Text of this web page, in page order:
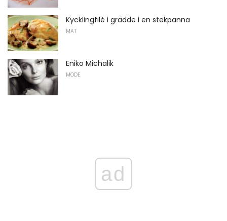
Kycklingfilé i grädde i en stekpanna
MAT
Eniko Michalik
MODE
ad